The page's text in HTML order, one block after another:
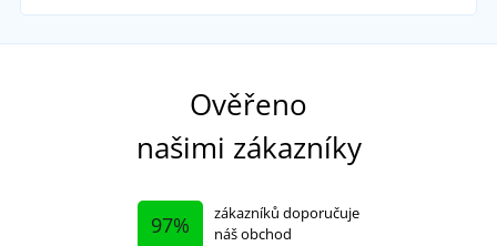
Ověřeno
našimi zákazníky
97%
zákazníků doporučuje
náš obchod